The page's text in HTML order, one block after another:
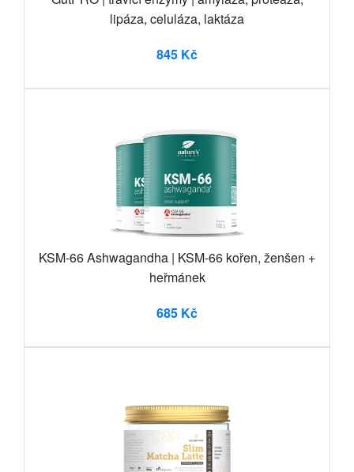
lipáza, celuláza, laktáza
845 Kč
KSM-66 Ashwagandha | KSM-66 kořen, ženšen +
heřmánek
685 Kč